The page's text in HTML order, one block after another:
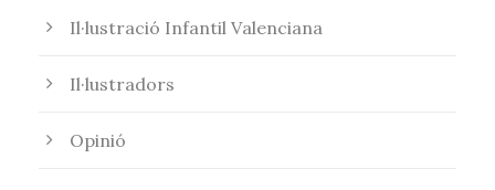
Il·lustració Infantil Valenciana
Il·lustradors
Opinió